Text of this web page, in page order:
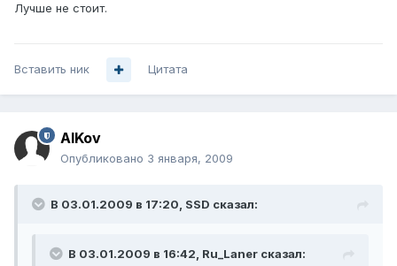
Лучше не стоит.
Вставить ник Цитата
AlKov
Опубликовано 3 января, 2009
В 03.01.2009 в 17:20, SSD сказал:
В 03.01.2009 в 16:42, Ru_Laner сказал: